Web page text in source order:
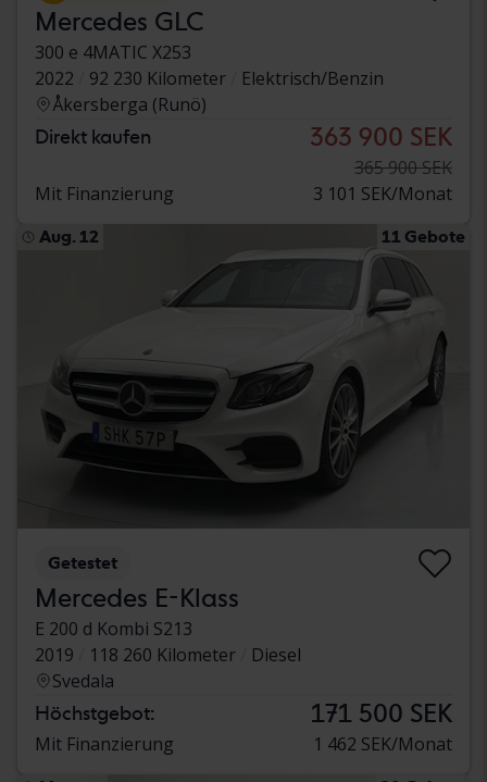
Mercedes GLC
300 e 4MATIC X253
2022
92 230 Kilometer
Elektrisch/Benzin
Åkersberga (Runö)
Direkt kaufen 363 900 SEK
365 900 SEK
Mit Finanzierung
3 101 SEK/Monat
Aug. 12 11 Gebote
Getestet
Mercedes E-Klass
E 200 d Kombi S213
2019
118 260 Kilometer
Diesel
Svedala
Höchstgebot: 171 500 SEK
Mit Finanzierung 1 462 SEK/Monat